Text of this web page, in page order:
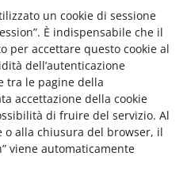
un cookie di sessione
È indispensabile che il
per accettare questo cookie al
dell’autenticazione
tra le pagine della
accettazione della cookie
di fruire del servizio. Al
o alla chiusura del browser, il
viene automaticamente